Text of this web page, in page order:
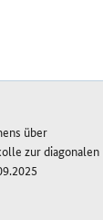
über
zur diagonalen